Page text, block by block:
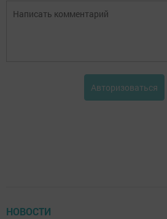
Авторизоваться
НОВОСТИ